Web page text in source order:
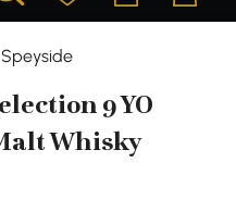
Speyside
9 YO
Whisky